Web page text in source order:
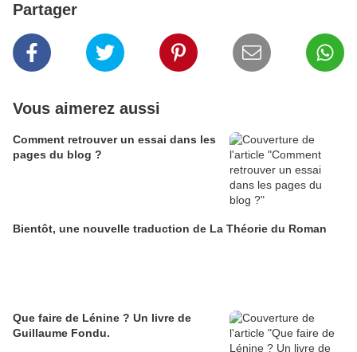
Partager
Vous aimerez aussi
Comment retrouver un essai dans les
pages du blog ?
Bientôt, une nouvelle traduction de La Théorie du Roman
Que faire de Lénine ? Un livre de
Guillaume Fondu.